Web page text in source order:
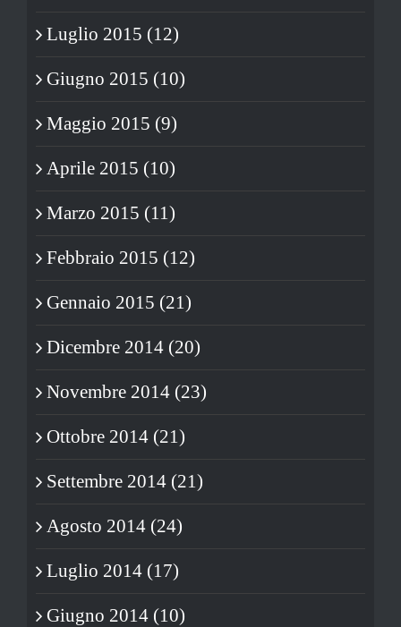
Luglio 2015 (12)
Giugno 2015 (10)
Maggio 2015 (9)
Aprile 2015 (10)
Marzo 2015 (11)
Febbraio 2015 (12)
Gennaio 2015 (21)
Dicembre 2014 (20)
Novembre 2014 (23)
Ottobre 2014 (21)
Settembre 2014 (21)
Agosto 2014 (24)
Luglio 2014 (17)
Giugno 2014 (10)